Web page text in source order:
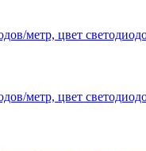
метр, цвет
метр, цвет